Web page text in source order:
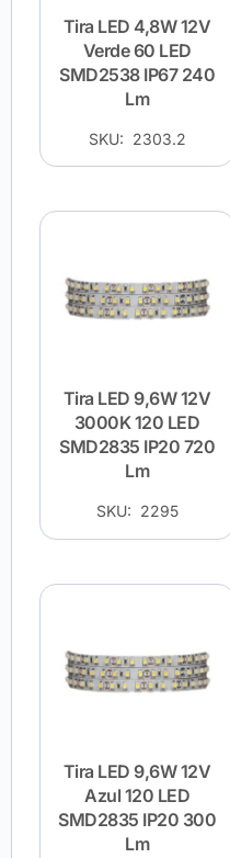
Tira LED 4,8W 12V
Verde 60 LED
SMD2538 IP67 240
Lm
SKU: 2303.2
Tira LED 9,6W 12V
3000K 120 LED
SMD2835 IP20 720
Lm
SKU: 2295
Tira LED 9,6W 12V
Azul 120 LED
SMD2835 IP20 300
Lm